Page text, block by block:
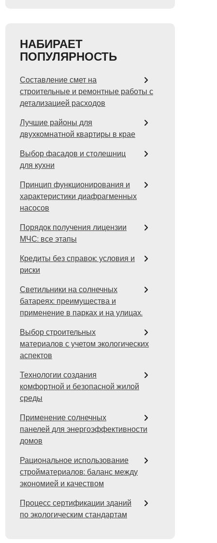
НАБИРАЕТ
ПОПУЛЯРНОСТЬ
Составление смет на
строительные и ремонтные работы с
детализацией расходов
Лучшие районы для
двухкомнатной квартиры в крае
Выбор фасадов и столешниц
для кухни
Принцип функционирования и
характеристики диафрагменных
насосов
Порядок получения лицензии
МЧС: все этапы
Кредиты без справок: условия и
риски
Светильники на солнечных
батареях: преимущества и
применение в парках и на улицах.
Выбор строительных
материалов с учетом экологических
аспектов
Технологии создания
комфортной и безопасной жилой
среды
Применение солнечных
панелей для энергоэффективности
домов
Рациональное использование
стройматериалов: баланс между
экономией и качеством
Процесс сертификации зданий
по экологическим стандартам